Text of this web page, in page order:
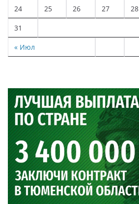
« Июл
24 25 26 27 28
31